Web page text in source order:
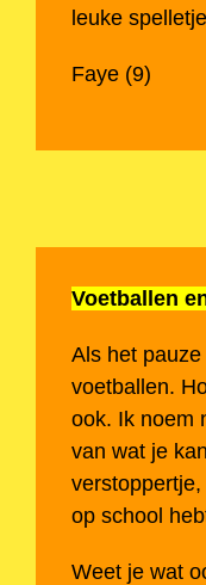
leuke
Faye (9)
Voetballen
Als het
voetballen.
ook. Ik noem
van wat je
op school
Weet je wat